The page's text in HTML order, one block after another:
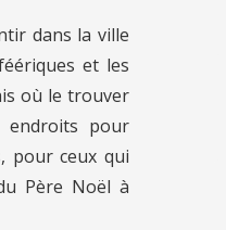
dans la ville
et les
où le trouver
endroits pour
pour ceux qui
Père Noël à